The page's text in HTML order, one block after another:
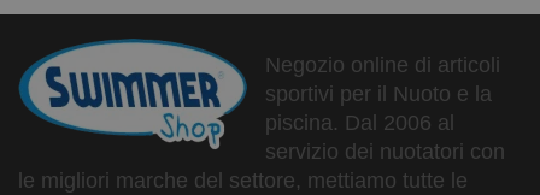
Negozio online di articoli
sportivi per il Nuoto e la
piscina. Dal 2006 al
servizio dei nuotatori con
le migliori marche del settore, mettiamo tutte le